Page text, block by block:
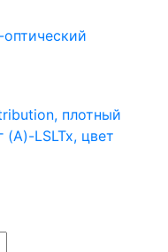
плотный
(A)-LSLTx, цвет